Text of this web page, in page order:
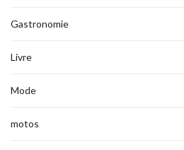
Gastronomie
Livre
Mode
motos